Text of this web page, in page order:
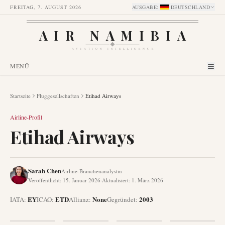
FREITAG, 7. AUGUST 2026 AUSGABE: DEUTSCHLAND
AIR NAMIBIA
AVIATION INTELLIGENCE
MENÜ
Startseite Fluggesellschaften Etihad Airways
Airline-Profil
Etihad Airways
Sarah ChenAirline-Branchenanalystin
Veröffentlicht: 15. Januar 2026·Aktualisiert: 1. März 2026
IATA: EYICAO: ETDAllianz: NoneGegründet: 2003